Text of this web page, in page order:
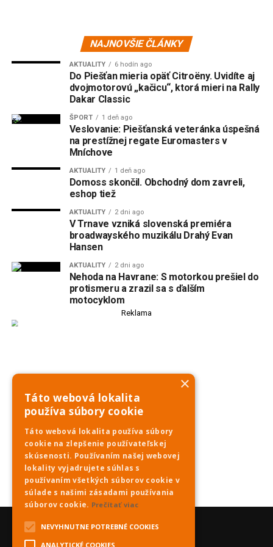
NAJNOVŠIE ČLÁNKY
AKTUALITY 6 hodín ago
Do Piešťan mieria opäť Citroëny. Uvidíte aj
dvojmotorovú „kačicu“, ktorá mieri na Rally
Dakar Classic
ŠPORT 1 deň ago
Veslovanie: Piešťanská veteránka úspešná
na prestížnej regate Euromasters v
Mníchove
AKTUALITY 1 deň ago
Domoss skončil. Obchodný dom zavreli,
eshop tiež
AKTUALITY 2 dni ago
V Trnave vzniká slovenská premiéra
broadwayského muzikálu Drahý Evan
Hansen
AKTUALITY 2 dni ago
Nehoda na Havrane: S motorkou prešiel do
protismeru a zrazil sa s ďalším
motocyklom
Reklama
×
Táto webová lokalita
používa súbory cookie
Táto webová lokalita používa súbory
cookie na zlepšenie používateľskej
skúsenosti. Používaním našej webovej
lokality vyjadrujete súhlas s
používaním všetkých súborov cookie v
súlade s našimi zásadami používania
súborov cookie. Prečítať viac
NEVYHNUTNE POTREBNÉ COOKIES
ANALYTICKÉ COOKIES